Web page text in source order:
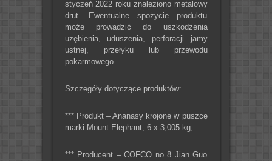
styczeń 2022 roku znaleziono metalowy
drut. Ewentualne spożycie produktu
może prowadzić do uszkodzenia
uzębienia, uduszenia, perforacji jamy
ustnej, przełyku lub przewodu
pokarmowego.
Szczegóły dotyczące produktów:
*** Produkt – Ananasy krojone w puszce
marki Mount Elephant, 6 x 3,005 kg,
*** Producent – COFCO no 8 Jian Guo